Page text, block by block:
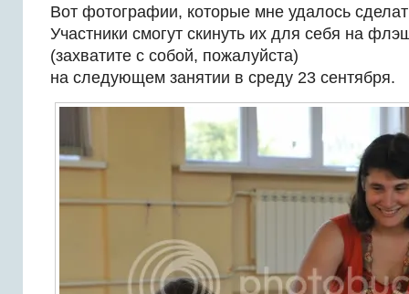
Вот фотографии, которые мне удалось
Участники смогут скинуть их для себя на
(захватите с собой, пожалуйста)
на следующем занятии в среду 23 сентября.